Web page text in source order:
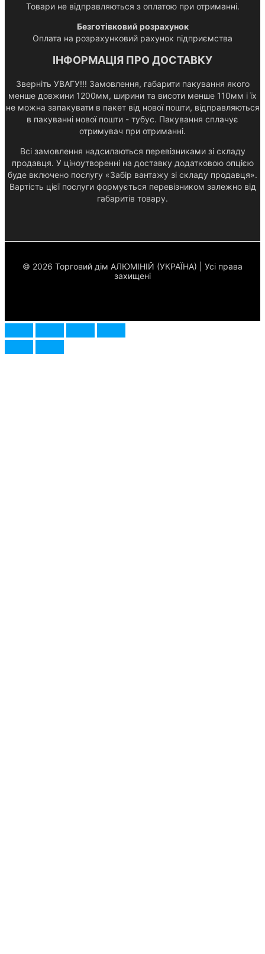
Товари не відправляються з оплатою при отриманні.
Безготівковий розрахунок
Оплата на розрахунковий рахунок підприємства
ІНФОРМАЦІЯ ПРО ДОСТАВКУ
Зверніть УВАГУ!!! Замовлення, габарити пакування якого
менше довжини 1200мм, ширини та висоти менше 110мм і їх
не можна запакувати в пакет від нової пошти, відправляються
в пакуванні нової пошти - тубус. Пакування сплачує
отримувач при отриманні.
Всі замовлення надсилаються перевізниками зі складу
продавця. У ціноутворенні на доставку додатковою опцією
буде включено послугу «Забір вантажу зі складу продавця».
Вартість цієї послуги формується перевізником залежно від
габаритів товару.
© 2026 Торговий дім АЛЮМІНІЙ (УКРАЇНА) | Усі права
захищені